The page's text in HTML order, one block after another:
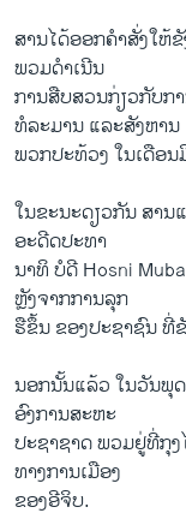
ສານໄດ້ອອກຄໍາສັ່ງໃຫ້
ພວມດໍາເນີນ
ການສືບສວນກ່ຽວກັບກ
ທໍລະມານ ແລະສັງຫານ
ພວກປະທ້ວງ ໃນເດືອນ
ໃນຂະນະດຽວກັນ ສາ
ອະດີດປະທາ
ນາທິ ບໍດີ Hosni
ຫຼັງຈາກການລຸກ
ຮືຂຶ້ນ ຂອງປະຊາຊົນ
ນອກນັ້ນແລ້ວ ໃນວັນພຸ
ອົງການສະຫະ
ປະຊາຊາດ ພວມຢູ່ທີ່ກຸ
ທາງການເມືອງ
ຂອງອີຈິບ.